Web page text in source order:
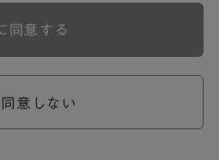
んに関わらず、本規約の一部
す。意しない
同意する